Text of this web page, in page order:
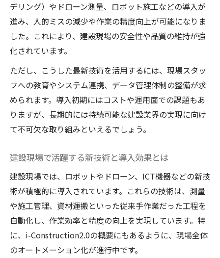
デリング）やドローン測量、ロボット施工などの導入が
進み、人的ミスの減少や作業の精度向上が可能になりま
した。これにより、建設現場の安全性や品質の維持が強
化されています。
ただし、こうした最新技術を活用するには、現場スタッ
フへの教育やシステム連携、データ管理体制の整備が求
められます。導入初期にはコストや運用面での課題もあ
りますが、長期的には持続可能な建設業界の実現に向け
て不可欠な取り組みといえるでしょう。
建設現場で活躍する新技術と導入効果とは
建設現場では、ロボットやドローン、ICT機器などの新技
術が積極的に導入されています。これらの技術は、測量
や施工管理、資材運搬といった従来手作業だった工程を
自動化し、作業効率と精度の向上を実現しています。特
に、i-Construction2.0の概要にもあるように、現場全体
のオートメーション化が進行中です。